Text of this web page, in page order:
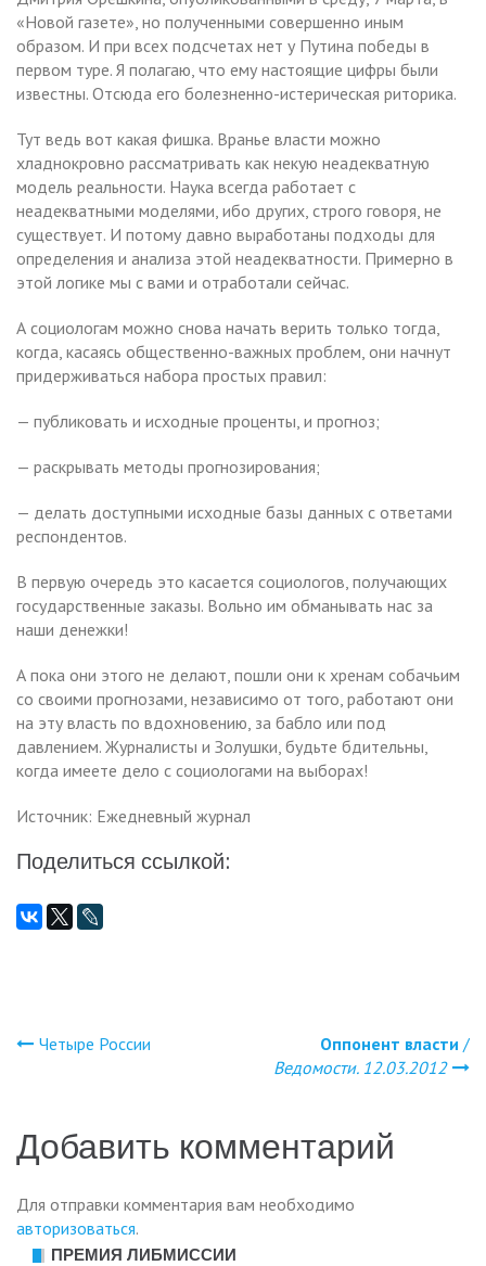
«Новой газете», но полученными совершенно иным
образом. И при всех подсчетах нет у Путина победы в
первом туре. Я полагаю, что ему настоящие цифры были
известны. Отсюда его болезненно-истерическая риторика.
Тут ведь вот какая фишка. Вранье власти можно
хладнокровно рассматривать как некую неадекватную
модель реальности. Наука всегда работает с
неадекватными моделями, ибо других, строго говоря, не
существует. И потому давно выработаны подходы для
определения и анализа этой неадекватности. Примерно в
этой логике мы с вами и отработали сейчас.
А социологам можно снова начать верить только тогда,
когда, касаясь общественно-важных проблем, они начнут
придерживаться набора простых правил:
— публиковать и исходные проценты, и прогноз;
— раскрывать методы прогнозирования;
— делать доступными исходные базы данных с ответами
респондентов.
В первую очередь это касается социологов, получающих
государственные заказы. Вольно им обманывать нас за
наши денежки!
А пока они этого не делают, пошли они к хренам собачьим
со своими прогнозами, независимо от того, работают они
на эту власть по вдохновению, за бабло или под
давлением. Журналисты и Золушки, будьте бдительны,
когда имеете дело с социологами на выборах!
Источник: Ежедневный журнал
Поделиться ссылкой:
Навигация
записям
Четыре России Оппонент власти /
Ведомости. 12.03.2012
Добавить комментарий
Для отправки комментария вам необходимо
авторизоваться.
ПРЕМИЯ ЛИБМИССИИ